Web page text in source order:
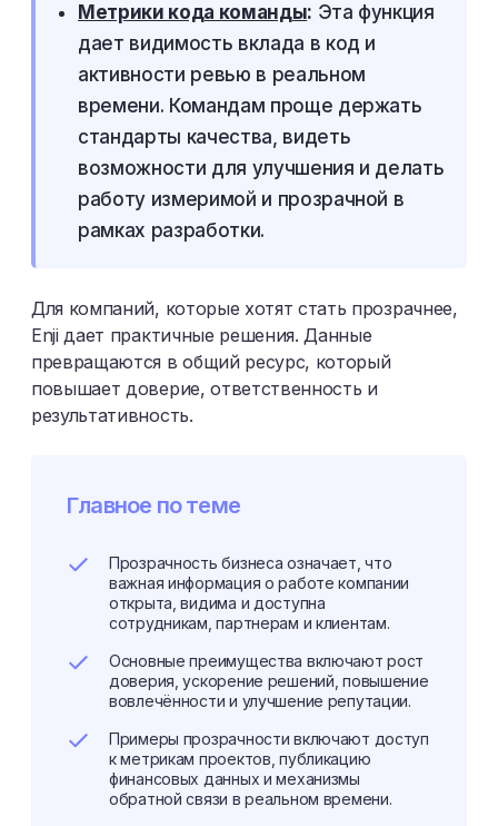
Метрики кода команды: Эта функция
дает видимость вклада в код и
активности ревью в реальном
времени. Командам проще держать
стандарты качества, видеть
возможности для улучшения и делать
работу измеримой и прозрачной в
рамках разработки.
Для компаний, которые хотят стать прозрачнее,
Enji дает практичные решения. Данные
превращаются в общий ресурс, который
повышает доверие, ответственность и
результативность.
Главное по теме
Прозрачность бизнеса означает, что
важная информация о работе компании
открыта, видима и доступна
сотрудникам, партнерам и клиентам.
Основные преимущества включают рост
доверия, ускорение решений, повышение
вовлечённости и улучшение репутации.
Примеры прозрачности включают доступ
к метрикам проектов, публикацию
финансовых данных и механизмы
обратной связи в реальном времени.